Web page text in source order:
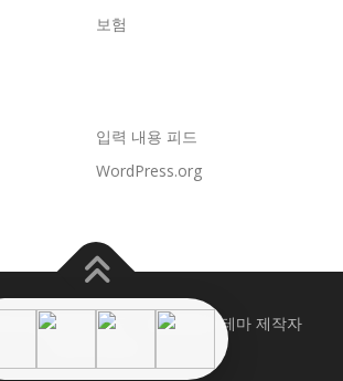
보험
입력 내용 피드
WordPress.org
JD보험문제연구 OnePress
테마 제작자